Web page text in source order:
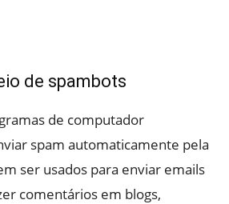
de spambots
de computador
spam automaticamente pela
ser usados para enviar emails
comentários em blogs,